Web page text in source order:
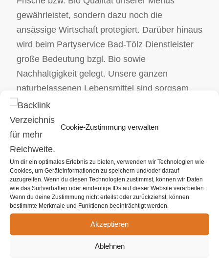
Cookie-Zustimmung verwalten
Um dir ein optimales Erlebnis zu bieten, verwenden wir Technologien wie
Cookies, um Geräteinformationen zu speichern und/oder darauf
zuzugreifen. Wenn du diesen Technologien zustimmst, können wir Daten
wie das Surfverhalten oder eindeutige IDs auf dieser Website verarbeiten.
Wenn du deine Zustimmung nicht erteilst oder zurückziehst, können
bestimmte Merkmale und Funktionen beeinträchtigt werden.
Akzeptieren
Ablehnen
gewährleistet, sondern dazu noch die
ansässige Wirtschaft protegiert. Darüber hinaus
wird beim Partyservice Bad-Tölz Dienstleister
große Bedeutung bzgl. Bio sowie
Nachhaltgigkeit gelegt. Unsere ganzen
naturbelassenen Lebensmittel sind sorgsam
ausgewählt und kommen von bewährten
Erzeugern. Wir als Ihr Caterer veranstalten und
begleiten Ihr bevorstehendes Ereignis.
Unabhängig davon, ob es sich um Ihr
Ostercatering oder eine Stehparty handelt, wir
sind da, um diese Herausforderungen mit
Bravour aber ebenso Handwerksgeschick zu
leisten. Unser umfangreiches Catering Angebot
reicht von erstklassigem Snacks bzw.
klassische Menüs bis hin zu extravaganten
Partyservice Varianten hinsichtlich